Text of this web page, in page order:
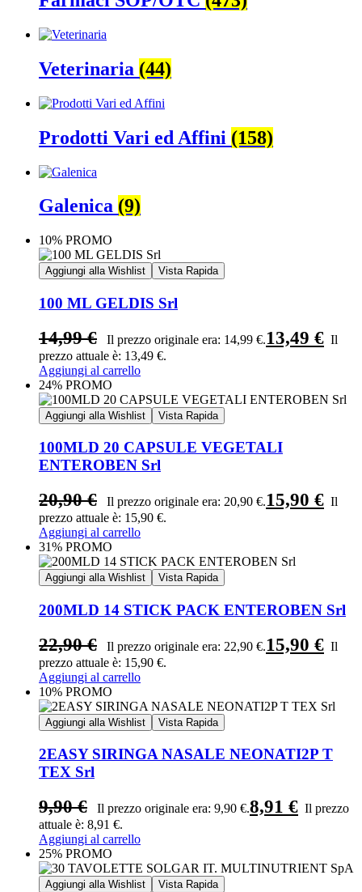
Veterinaria (44)
Prodotti Vari ed Affini (158)
Galenica (9)
10% PROMO
Aggiungi alla Wishlist Vista Rapida
100 ML GELDIS Srl
14,99€ Il prezzo originale era: 14,99 €.13,49 € Il
prezzo attuale è: 13,49 €.
Aggiungi al carrello
24% PROMO
Aggiungi alla Wishlist Vista Rapida
100MLD 20 CAPSULE VEGETALI
ENTEROBEN Srl
20,90€ Il prezzo originale era: 20,90 €.15,90 € Il
prezzo attuale è: 15,90 €.
Aggiungi al carrello
31% PROMO
Aggiungi alla Wishlist Vista Rapida
200MLD 14 STICK PACK ENTEROBEN Srl
22,90€ Il prezzo originale era: 22,90 €.15,90 € Il
prezzo attuale è: 15,90 €.
Aggiungi al carrello
10% PROMO
Aggiungi alla Wishlist Vista Rapida
2EASY SIRINGA NASALE NEONATI2P T
TEX Srl
9,90€ Il prezzo originale era: 9,90 €.8,91 € Il prezzo
attuale è: 8,91 €.
Aggiungi al carrello
25% PROMO
Aggiungi alla Wishlist Vista Rapida